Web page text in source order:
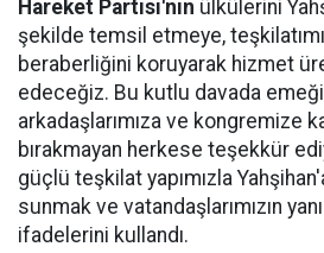
Hareket Partisi'nin ülkülerini
şekilde temsil etmeye,
beraberliğini koruyarak hizmet
edeceğiz. Bu kutlu davada
arkadaşlarımıza ve kongremize
bırakmayan herkese teşekkür
güçlü teşkilat yapımızla
sunmak ve vatandaşlarımızın
ifadelerini kullandı.